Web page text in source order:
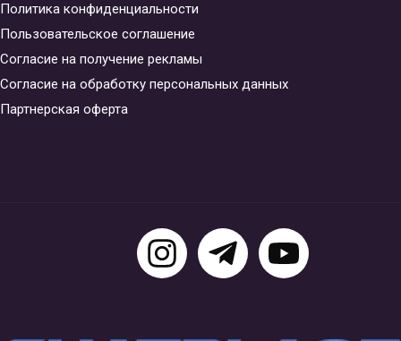
Политика конфиденциальности
Пользовательское соглашение
Согласие на получение рекламы
Согласие на обработку персональных данных
Партнерская оферта